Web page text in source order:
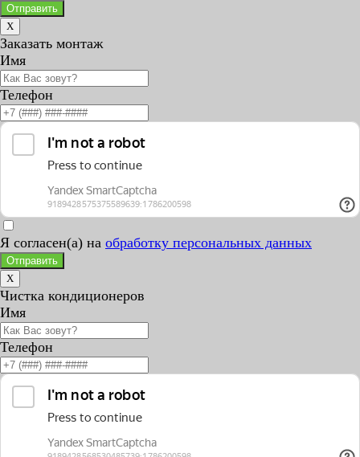
Отправить
X
Заказать монтаж
Имя
Телефон
Я согласен(а) на обработку персональных данных
Отправить
X
Чистка кондиционеров
Имя
Телефон